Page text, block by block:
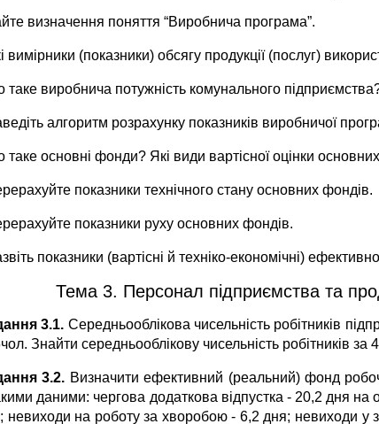
визначення поняття “Виробнича програма”.
вимірники (показники) обсягу продукції (послуг)
виробнича потужність комунального
алгоритм розрахунку показників виробничої
основні фонди? Які види вартісної оцінки
показники технічного стану основних фондів.
показники руху основних фондів.
показники (вартісні й техніко-економічні)
Тема 3. Персонал підприємства та
3.1. Середньооблікова чисельність робітників
Знайти середньооблікову чисельність робітників за
3.2. Визначити ефективний (реальний) фонд
даними: чергова додаткова відпустка - 20,2 дня на
не­виходи на роботу за хворобою - 6,2 дня; невиходи у